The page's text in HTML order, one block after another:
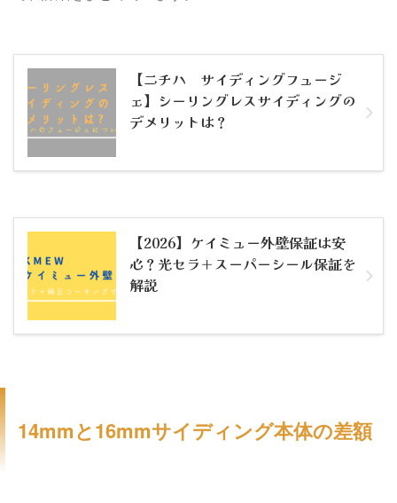
【ニチハ サイディングフュージ
ェ】シーリングレスサイディングの
デメリットは？
【2026】ケイミュー外壁保証は安
心？光セラ＋スーパーシール保証を
解説
14mmと16mmサイディング本体の差額